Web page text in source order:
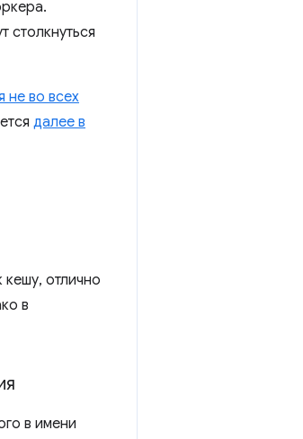
столкнуться
не во всех
далее в
кешу, отлично
в
в имени